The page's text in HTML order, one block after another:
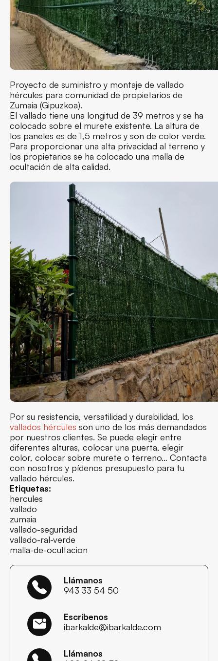
Proyecto de suministro y montaje de vallado
hércules para comunidad de propietarios de
Zumaia (Gipuzkoa).
El vallado tiene una longitud de 39 metros y se ha
colocado sobre el murete existente. La altura de
los paneles es de 1,5 metros y son de color verde.
Para proporcionar una alta privacidad al terreno y
los propietarios se ha colocado una malla de
ocultación de alta calidad.
Por su resistencia, versatilidad y durabilidad, los
vallados hércules son uno de los más demandados
por nuestros clientes. Se puede elegir entre
diferentes alturas, colocar una puerta, elegir
color, colocar sobre murete o terreno… Contacta
con nosotros y pídenos presupuesto para tu
vallado hércules.
Etiquetas:
hercules
vallado
zumaia
vallado-seguridad
vallado-ral-verde
malla-de-ocultacion
Llámanos
943 33 54 50
Escríbenos
ibarkalde@ibarkalde.com
Llámanos